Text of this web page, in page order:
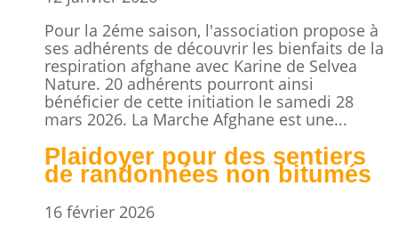
Pour la 2éme saison, l'association propose à
ses adhérents de découvrir les bienfaits de la
respiration afghane avec Karine de Selvea
Nature. 20 adhérents pourront ainsi
bénéficier de cette initiation le samedi 28
mars 2026. La Marche Afghane est une...
Plaidoyer pour des sentiers
de randonnées non bitumés
16 février 2026